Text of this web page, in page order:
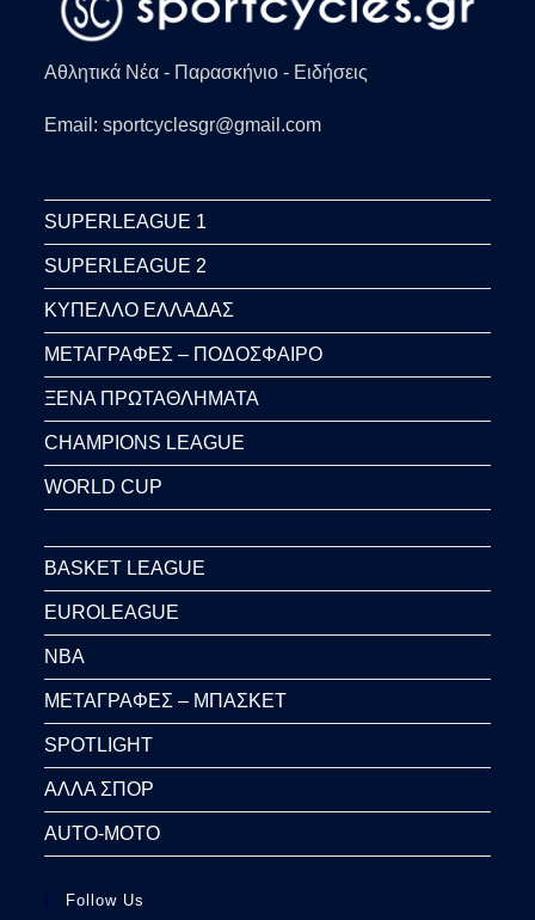
Αθλητικά Νέα - Παρασκήνιο - Ειδήσεις
Email: sportcyclesgr@gmail.com
SUPERLEAGUE 1
SUPERLEAGUE 2
ΚΥΠΕΛΛΟ ΕΛΛΑΔΑΣ
ΜΕΤΑΓΡΑΦΕΣ – ΠΟΔΟΣΦΑΙΡΟ
ΞΕΝΑ ΠΡΩΤΑΘΛΗΜΑΤΑ
CHAMPIONS LEAGUE
WORLD CUP
BASKET LEAGUE
EUROLEAGUE
NBA
ΜΕΤΑΓΡΑΦΕΣ – ΜΠΑΣΚΕΤ
SPOTLIGHT
ΑΛΛΑ ΣΠΟΡ
AUTO-MOTO
Follow Us